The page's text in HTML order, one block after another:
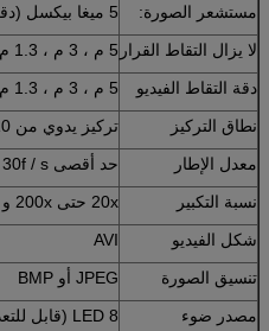
مستشعر الصورة:
5 ميغا بيكسل (دقة حقيقية)
لا يزال التقاط القرار 5 م ، 3 م ، 1.3 م ، VGA ، QVGA
دقة التقاط الفيديو
5 م ، 3 م ، 1.3 م ، VGA ، QVGA
نطاق التركيز
تركيز يدوي من 10 مم إلى 50 مم
معدل الإطار
حد أقصى 30f / s أقل من 600 Lus Brightness
نسبة التكبير
20x حتى 200x و 300 x
شكل الفيديو
AVI
تنسيق الصورة
JPEG أو BMP
مصدر ضوء
8 LED (قابل للتعديل بواسطة عجلة التحكم)